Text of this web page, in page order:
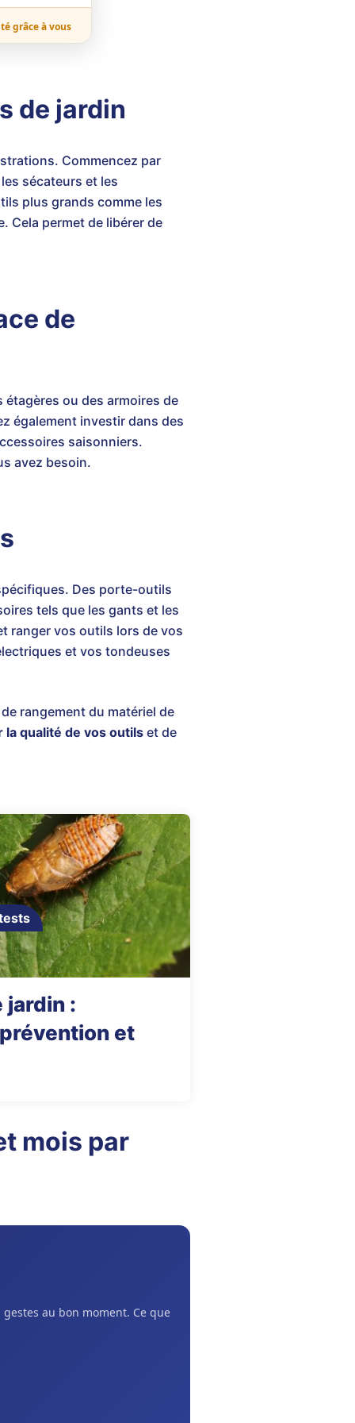
grâce à vous
de jardin
Commencez par
sécateurs et les
plus grands comme les
Cela permet de libérer de
de
ou des armoires de
également investir dans des
saisonniers.
avez besoin.
Des porte-outils
tels que les gants et les
ranger vos outils lors de vos
et vos tondeuses
rangement du matériel de
la qualité de vos outils et de
jardin :
et
mois par
au bon moment. Ce que